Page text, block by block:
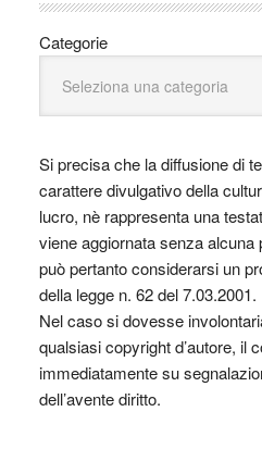
Categorie
Si precisa che la diffusione di
carattere divulgativo della
lucro, nè rappresenta una
viene aggiornata senza
può pertanto considerarsi un
della legge n. 62 del 7.03.2001.
Nel caso si dovesse
qualsiasi copyright d’autore, il
immediatamente su
dell’avente diritto.